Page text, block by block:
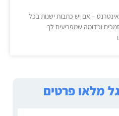
מלאו פרטים
– אם יש כתבות ישנות בכל
וכדומה שמפריעים לך